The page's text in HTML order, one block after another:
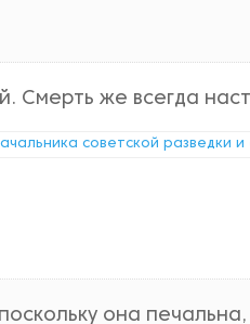
Смерть же всегда
советской разведки и
она